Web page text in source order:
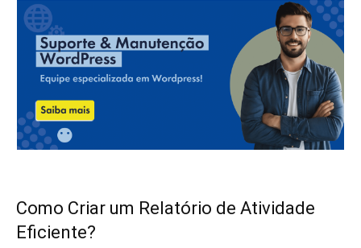
Como Criar um Relatório de Atividade
Eficiente?